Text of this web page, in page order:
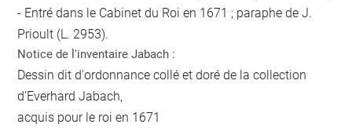
- Entré dans le Cabinet du Roi en 1671 ; paraphe de J.
Prioult (L. 2953).
Notice de l'inventaire Jabach :
Dessin dit d'ordonnance collé et doré de la collection
d'Everhard Jabach,
acquis pour le roi en 1671